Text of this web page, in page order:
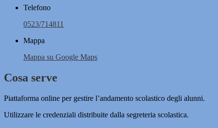
Telefono
0523/714811
Mappa
Mappa su Google Maps
Cosa serve
Piattaforma online per gestire l’andamento scolastico degli alunni.
Utilizzare le credenziali distribuite dalla segreteria scolastica.